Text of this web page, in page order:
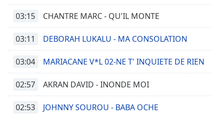
03:15 CHANTRE MARC - QU'IL MONTE
03:11 DEBORAH LUKALU - MA CONSOLATION
03:04 MARIACANE V*L 02-NE T' INQUIETE DE RIEN
02:57 AKRAN DAVID - INONDE MOI
02:53 JOHNNY SOUROU - BABA OCHE